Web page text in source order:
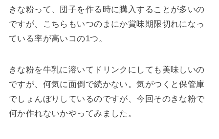
きな粉って、団子を作る時に購入することが多いの
ですが、こちらもいつのまにか賞味期限切れになっ
ている率が高いコの1つ。
きな粉を牛乳に溶いてドリンクにしても美味しいの
ですが、何気に面倒で続かない。気がつくと保管庫
でしょんぼりしているのですが、今回そのきな粉で
何か作れないかやってみました。